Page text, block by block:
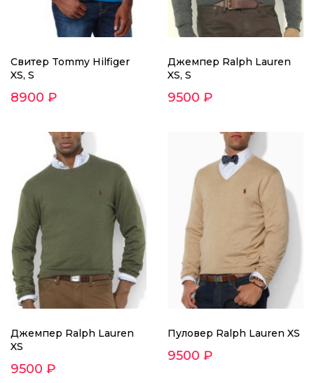
Cвитер Tommy Hilfiger
XS, S
8900 ₽
Джемпер Ralph Lauren
XS, S
9500 ₽
Джемпер Ralph Lauren
XS
9500 ₽
Пуловер Ralph Lauren XS
9500 ₽